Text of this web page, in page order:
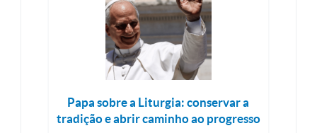
Papa sobre a Liturgia: conservar a
tradição e abrir caminho ao progresso